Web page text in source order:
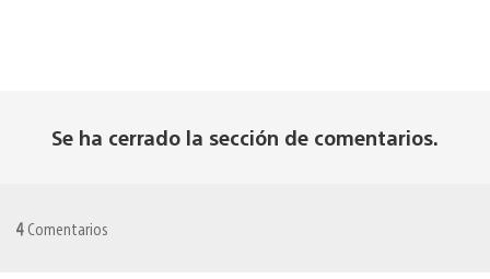
Se ha cerrado la sección de comentarios.
4 Comentarios